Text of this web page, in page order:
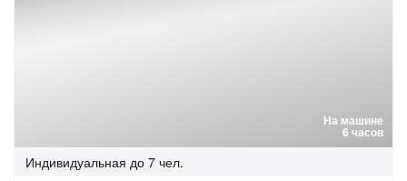
На машине
6 часов
Индивидуальная до 7 чел.